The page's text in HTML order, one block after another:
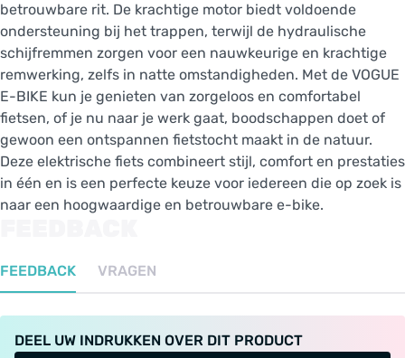
betrouwbare rit. De krachtige motor biedt voldoende
ondersteuning bij het trappen, terwijl de hydraulische
schijfremmen zorgen voor een nauwkeurige en krachtige
remwerking, zelfs in natte omstandigheden. Met de VOGUE
E-BIKE kun je genieten van zorgeloos en comfortabel
fietsen, of je nu naar je werk gaat, boodschappen doet of
gewoon een ontspannen fietstocht maakt in de natuur.
Deze elektrische fiets combineert stijl, comfort en prestaties
in één en is een perfecte keuze voor iedereen die op zoek is
naar een hoogwaardige en betrouwbare e-bike.
FEEDBACK VRAGEN
DEEL UW INDRUKKEN OVER DIT PRODUCT